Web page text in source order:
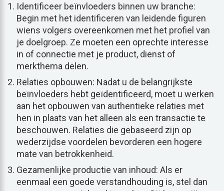
Identificeer beïnvloeders binnen uw branche:
Begin met het identificeren van leidende figuren
wiens volgers overeenkomen met het profiel van
je doelgroep. Ze moeten een oprechte interesse
in of connectie met je product, dienst of
merkthema delen.
Relaties opbouwen: Nadat u de belangrijkste
beïnvloeders hebt geïdentificeerd, moet u werken
aan het opbouwen van authentieke relaties met
hen in plaats van het alleen als een transactie te
beschouwen. Relaties die gebaseerd zijn op
wederzijdse voordelen bevorderen een hogere
mate van betrokkenheid.
Gezamenlijke productie van inhoud: Als er
eenmaal een goede verstandhouding is, stel dan